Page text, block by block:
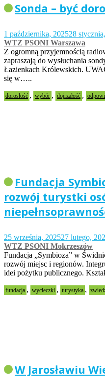
Sonda – być
1 października, 202528
WTZ PSONI Warszawa
Z ogromną przyjemnością
zapraszają do wysłuchania
Łazienkach Królewskich.
się w…..
dorosłość , wybór , dojrzałość ,
Fundacja
rozwój turystki
25 września, 202527 lutego,
WTZ PSONI Mokrzeszów
Fundacja „Symbioza” w
rozwój miejsc i regionów.
idei pożytku publicznego.
fundacja , wycieczki , turystyka ,
W Jarosławiu